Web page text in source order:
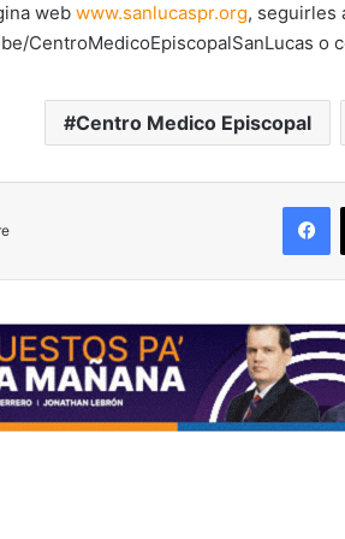
web www.sanlucaspr.org, seguirles
CentroMedicoEpiscopalSanLucas o
Centro Medico Episcopal